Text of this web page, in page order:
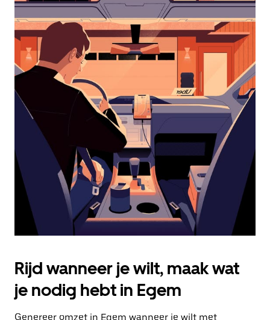
de
te
openen
een
datum
te
selecteren.
Druk
Escape
agenda
te
sluiten.
Rijd wanneer je wilt, maak wat
je nodig hebt in Egem
Genereer omzet in Egem wanneer je wilt met